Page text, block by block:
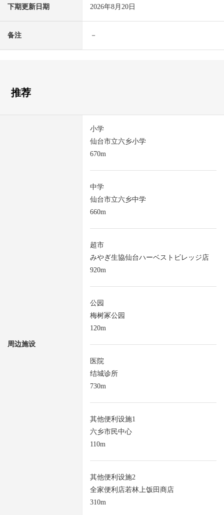
下期更新日期 2026年8月20日
备注 －
推荐
周边施设
小学
仙台市立六乡小学
670m
中学
仙台市立六乡中学
660m
超市
みやぎ生協仙台ハーベストビレッジ店
920m
公园
梅树冢公园
120m
医院
结城诊所
730m
其他便利设施1
六乡市民中心
110m
其他便利设施2
全家便利店若林上饭田商店
310m